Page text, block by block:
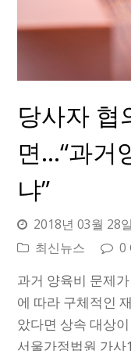
당사자 협
면…“과거
냐”
2018년 03월 28일
최신뉴스
0
과거 양육비 문제
에 따라 구체적인
았다면 상속 대상
서울가정법원 가